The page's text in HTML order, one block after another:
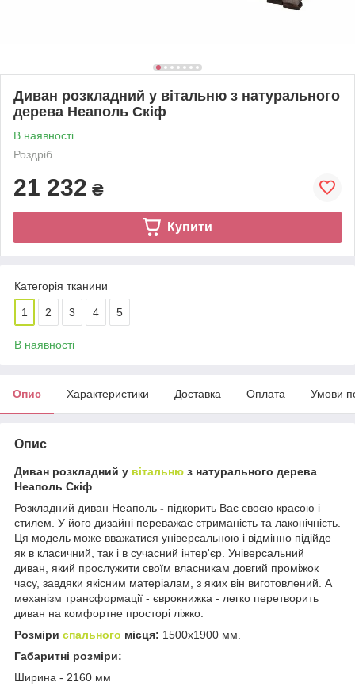
Диван розкладний у вітальню з натурального
дерева Неаполь Скіф
В наявності
Роздріб
21 232 ₴
Купити
Категорія тканини
1 2 3 4 5
В наявності
Опис Характеристики Доставка Оплата Умови
Опис
Диван розкладний у вітальню з натурального дерева
Неаполь Скіф
Розкладний диван Неаполь - підкорить Вас своєю красою і
стилем. У його дизайні переважає стриманість та лаконічність.
Ця модель може вважатися універсальною і відмінно підійде
як в класичний, так і в сучасний інтер'єр. Універсальний
диван, який прослужити своїм власникам довгий проміжок
часу, завдяки якісним матеріалам, з яких він виготовлений. А
механізм трансформації - єврокнижка - легко перетворить
диван на комфортне просторі ліжко.
Розміри спального місця: 1500х1900 мм.
Габаритні розміри:
Ширина - 2160 мм